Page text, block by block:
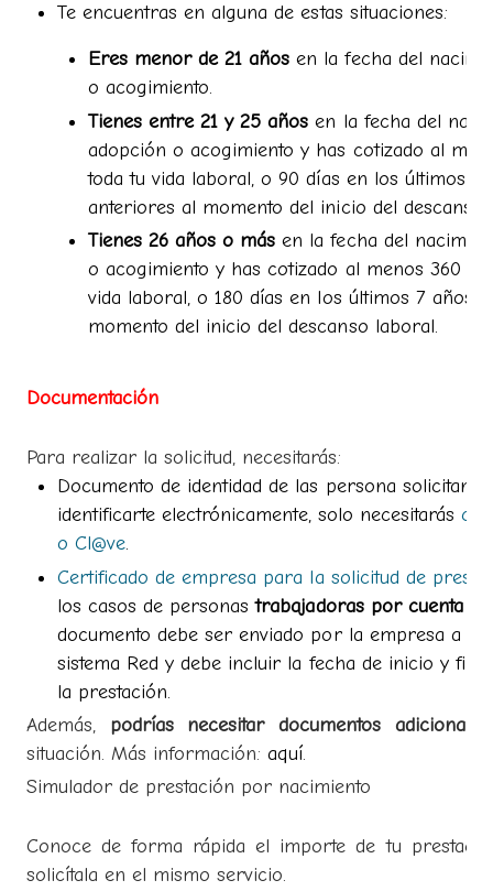
Te encuentras en alguna de estas situaciones:
Eres menor de 21 años en la fecha del
o acogimiento.
Tienes entre 21 y 25 años en la fecha del
adopción o acogimiento y has cotizado al
toda tu vida laboral, o 90 días en los últimos 7
anteriores al momento del inicio del descanso
Tienes 26 años o más en la fecha del
o acogimiento y has cotizado al menos 360
vida laboral, o 180 días en los últimos 7 años
momento del inicio del descanso laboral.
Documentación
Para realizar la solicitud, necesitarás:
Documento de identidad de las persona
identificarte electrónicamente, solo necesitarás
o Cl@ve.
Certificado de empresa para la solicitud de
los casos de personastrabajadoras por cuenta
documento debe ser enviado por la empresa a
sistema Red y debe incluir la fecha de inicio y fin
la prestación.
Además, podrías necesitar documentos adicionales
situación. Más información: aquí.
Simulador de prestación por nacimiento
Conoce de forma rápida el importe de tu
solicítala en el mismo servicio.